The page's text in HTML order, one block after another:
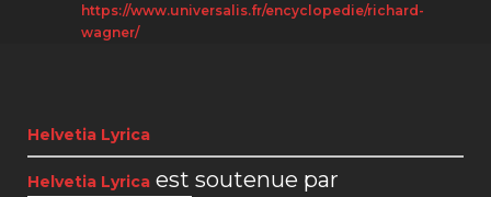
https://www.universalis.fr/encyclopedie/richard-
wagner/
Helvetia Lyrica
Helvetia Lyrica est soutenue par